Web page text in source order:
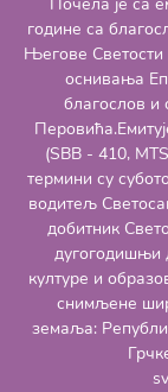
године са
Његове Светости
оснивања
благослов и
(SBB - 410,
термини су
водитељ
добитник
дугогодишњи
културе и
снимљене
земаља: